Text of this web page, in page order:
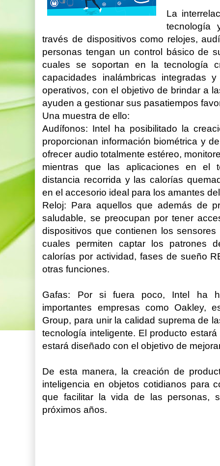
La
tecnología
través de dispositivos como relojes,
personas tengan un control básico de
cuales se soportan en la tecnología
capacidades inalámbricas integradas
operativos, con el objetivo de brindar a
ayuden a gestionar sus pasatiempos
Una muestra de ello:
Audífonos: Intel ha posibilitado la
proporcionan información biométrica y
ofrecer audio totalmente estéreo,
mientras que las aplicaciones en el
distancia recorrida y las calorías
en el accesorio ideal para los amantes
Reloj: Para aquellos que además de
saludable, se preocupan por tener
dispositivos que contienen los
cuales permiten captar los patrones
calorías por actividad, fases de sueño
otras funciones.
Gafas: Por si fuera poco, Intel ha
importantes empresas como Oakley,
Group, para unir la calidad suprema de
tecnología inteligente. El producto
estará diseñado con el objetivo de
De esta manera, la creación de
inteligencia en objetos cotidianos para
que facilitar la vida de las personas,
próximos años.